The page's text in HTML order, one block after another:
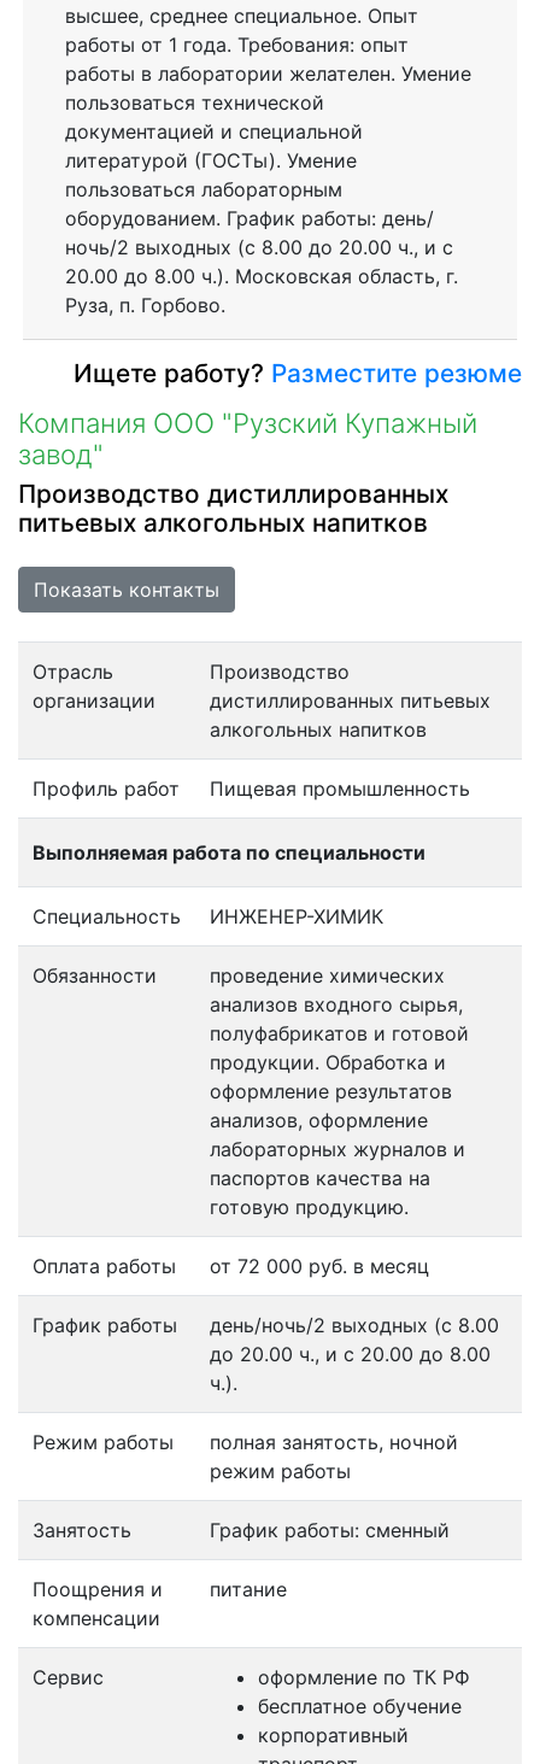
высшее, среднее специальное. Опыт
работы от 1 года. Требования: опыт
работы в лаборатории желателен. Умение
пользоваться технической
документацией и специальной
литературой (ГОСТы). Умение
пользоваться лабораторным
оборудованием. График работы: день/
ночь/2 выходных (с 8.00 до 20.00 ч., и с
20.00 до 8.00 ч.). Московская область, г.
Руза, п. Горбово.
Ищете работу? Разместите резюме
Компания ООО "Рузский Купажный
завод"
Производство дистиллированных
питьевых алкогольных напитков
Показать контакты
Отрасль
организации
Производство
дистиллированных питьевых
алкогольных напитков
Профиль работ Пищевая промышленность
Выполняемая работа по специальности
Специальность ИНЖЕНЕР-ХИМИК
Обязанности
проведение химических
анализов входного сырья,
полуфабрикатов и готовой
продукции. Обработка и
оформление результатов
анализов, оформление
лабораторных журналов и
паспортов качества на
готовую продукцию.
Оплата работы от 72 000 руб. в месяц
График работы
день/ночь/2 выходных (с 8.00
до 20.00 ч., и с 20.00 до 8.00
ч.).
Режим работы
полная занятость, ночной
режим работы
Занятость График работы: сменный
Поощрения и
компенсации
питание
Сервис
оформление по ТК РФ
бесплатное обучение
корпоративный